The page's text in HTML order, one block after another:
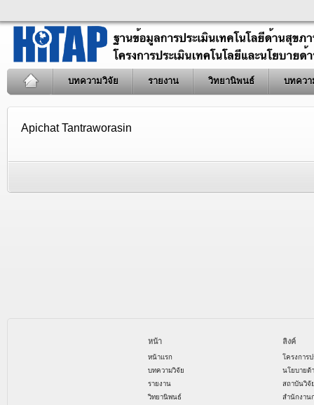
บทความวิจัย รายงาน วิทยานิพนธ์ บทควา
Apichat Tantraworasin
หน้า
หน้าแรก
บทความวิจัย
รายงาน
วิทยานิพนธ์
ลิงค์
โครงการ
นโยบายด้
สถาบันวิจั
สำนักงาน